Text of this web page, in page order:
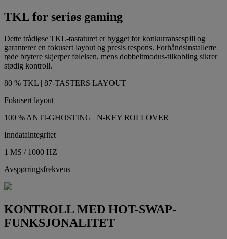
TKL for seriøs gaming
Dette trådløse TKL-tastaturet er bygget for konkurransespill og
garanterer en fokusert layout og presis respons. Forhåndsinstallerte
røde brytere skjerper følelsen, mens dobbeltmodus-tilkobling sikrer
stødig kontroll.
80 % TKL | 87-TASTERS LAYOUT
Fokusert layout
100 % ANTI-GHOSTING | N-KEY ROLLOVER
Inndataintegritet
1 MS / 1000 HZ
Avspørringsfrekvens
KONTROLL MED HOT-SWAP-
FUNKSJONALITET